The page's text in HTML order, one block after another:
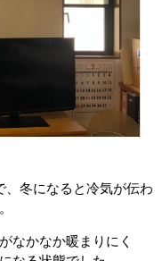
、冬になると冷気が伝わ
なかなか暖まりにく